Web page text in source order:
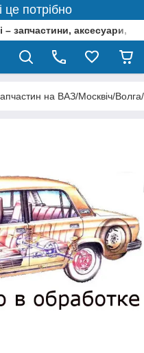
це потрібно
запчастини, аксесуари,
на ВАЗ/Москвіч/